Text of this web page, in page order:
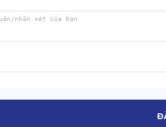
năng tự điều chỉnh cực tốt nên Lavor UPDS
vệ sinh diễn ra trơn mượt, đều tay, không